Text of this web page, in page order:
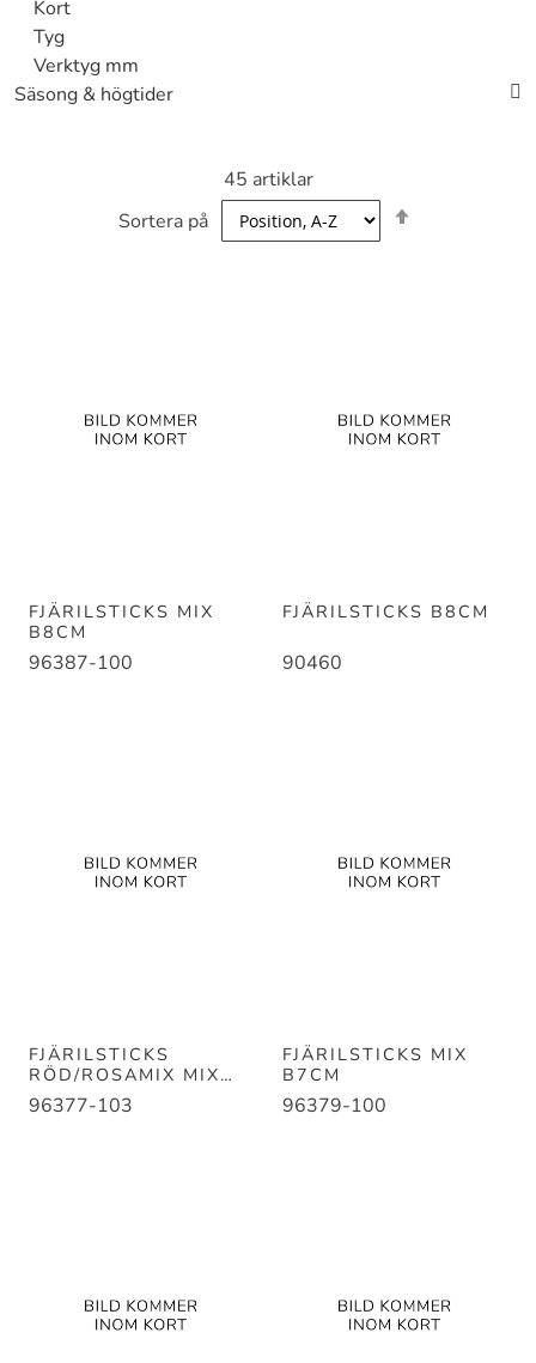
45 artiklar
Sortera på
FJÄRILSTICKS MIX
B8CM
96387-100
FJÄRILSTICKS B8CM
90460
FJÄRILSTICKS
RÖD/ROSAMIX MIX
B7CM
96377-103
FJÄRILSTICKS MIX
B7CM
96379-100
Kort
Tyg
Verktyg mm
Säsong & högtider